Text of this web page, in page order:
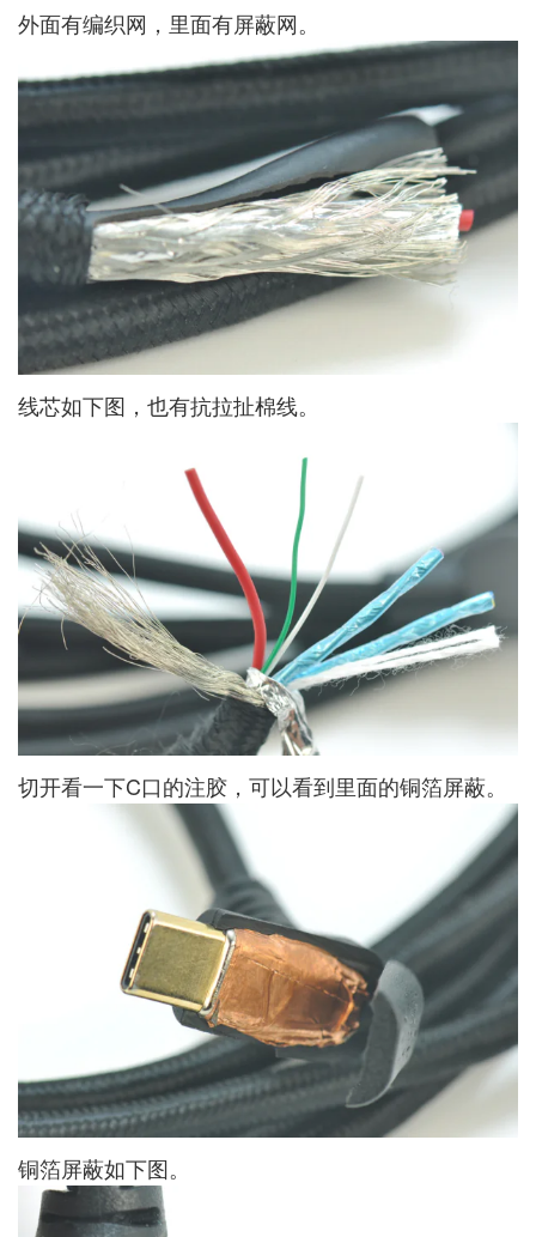
外面有编织网，里面有屏蔽网。
线芯如下图，也有抗拉扯棉线。
切开看一下C口的注胶，可以看到里面的铜箔屏蔽。
铜箔屏蔽如下图。